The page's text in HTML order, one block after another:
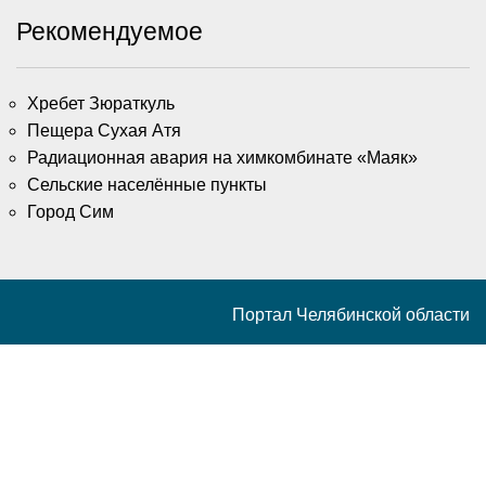
Рекомендуемое
Хребет Зюраткуль
Пещера Сухая Атя
Радиационная авария на химкомбинате «Маяк»
Сельские населённые пункты
Город Сим
Портал Челябинской области